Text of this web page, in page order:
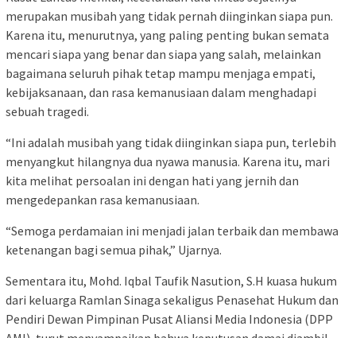
merupakan musibah yang tidak pernah diinginkan siapa pun.
Karena itu, menurutnya, yang paling penting bukan semata
mencari siapa yang benar dan siapa yang salah, melainkan
bagaimana seluruh pihak tetap mampu menjaga empati,
kebijaksanaan, dan rasa kemanusiaan dalam menghadapi
sebuah tragedi.
“Ini adalah musibah yang tidak diinginkan siapa pun, terlebih
menyangkut hilangnya dua nyawa manusia. Karena itu, mari
kita melihat persoalan ini dengan hati yang jernih dan
mengedepankan rasa kemanusiaan.
“Semoga perdamaian ini menjadi jalan terbaik dan membawa
ketenangan bagi semua pihak,” Ujarnya.
Sementara itu, Mohd. Iqbal Taufik Nasution, S.H kuasa hukum
dari keluarga Ramlan Sinaga sekaligus Penasehat Hukum dan
Pendiri Dewan Pimpinan Pusat Aliansi Media Indonesia (DPP